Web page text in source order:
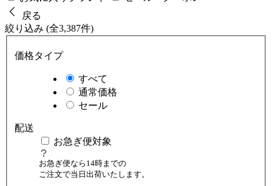
戻る
絞り込み (全3,387件)
価格タイプ
すべて
通常価格
セール
配送
お急ぎ便対象
お急ぎ便なら14時までの
ご注文で当日出荷いたします。